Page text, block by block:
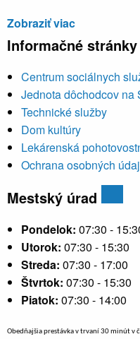
Zobraziť viac
Informačné stránky
Centrum sociálnych
Jednota dôchodcov na
Technické služby
Dom kultúry
Lekárenská
Ochrana osobných
Mestský úrad
Pondelok: 07:30 -
Utorok: 07:30 - 15:30
Streda: 07:30 - 17:00
Štvrtok: 07:30 - 15:30
Piatok: 07:30 - 14:00
Obedňajšia prestávka v trvaní 30 minút v